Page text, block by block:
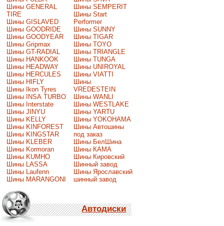
Шины GENERAL
TIRE
Шины GISLAVED
Шины GOODRIDE
Шины GOODYEAR
Шины Gripmax
Шины GT-RADIAL
Шины HANKOOK
Шины HEADWAY
Шины HERCULES
Шины HIFLY
Шины Ikon Tyres
Шины INSA TURBO
Шины Interstate
Шины JINYU
Шины KELLY
Шины KINFOREST
Шины KINGSTAR
Шины KLEBER
Шины Kormoran
Шины KUMHO
Шины LASSA
Шины Laufenn
Шины MARANGONI
Шины SEMPERIT
Шины Start
Performer
Шины SUNNY
Шины TIGAR
Шины TOYO
Шины TRIANGLE
Шины TUNGA
Шины UNIROYAL
Шины VIATTI
Шины
VREDESTEIN
Шины WANLI
Шины WESTLAKE
Шины YARTU
Шины YOKOHAMA
Шины Автошины
под заказ
Шины БелШина
Шины КАМА
Шины Кировский
Шинный завод
Шины Ярославский
шинный завод
Автодиски